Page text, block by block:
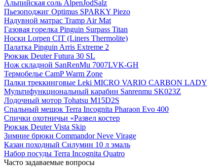
Альпийская соль AlpenJodSalz
Пьезоподжиг Optimus SPARKY Piezo
Надувной матрас Tramp Air Mat
Газовая горелка Pinguin Surpass Titan
Носки Lorpen CIT (Liners Thermolite)
Палатка Pinguin Arris Extreme 2
Рюкзак Deuter Futura 30 SL
Нож складной SanRenMu 7007LVK-GH
Термобелье CamP Warm Zone
Палки треккинговые Leki MICRO VARIO CARBON LADY
Мультифункциональный карабин Sanrenmu SK023Z
Лодочный мотор Tohatsu M15D2S
Спальный мешок Terra Incognita Pharaon Evo 400
Спички охотничьи «Развел костер
Рюкзак Deuter Vista Skip
Зимние брюки Commandor Neve Virage
Казан походный Силумин 10 л эмаль
Набор посуды Terra Incognita Quatro
Часто задаваемые вопросы